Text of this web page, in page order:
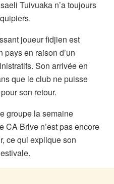
Tuivuaka n’a toujours
joueur fidjien est
en raison d’un
Son arrivée en
que le club ne puisse
son retour.
groupe la semaine
CA Brive n’est pas encore
ce qui explique son